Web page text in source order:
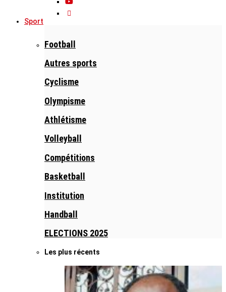
Sport
Football
Autres sports
Cyclisme
Olympisme
Athlétisme
Volleyball
Compétitions
Basketball
Institution
Handball
ELECTIONS 2025
Les plus récents